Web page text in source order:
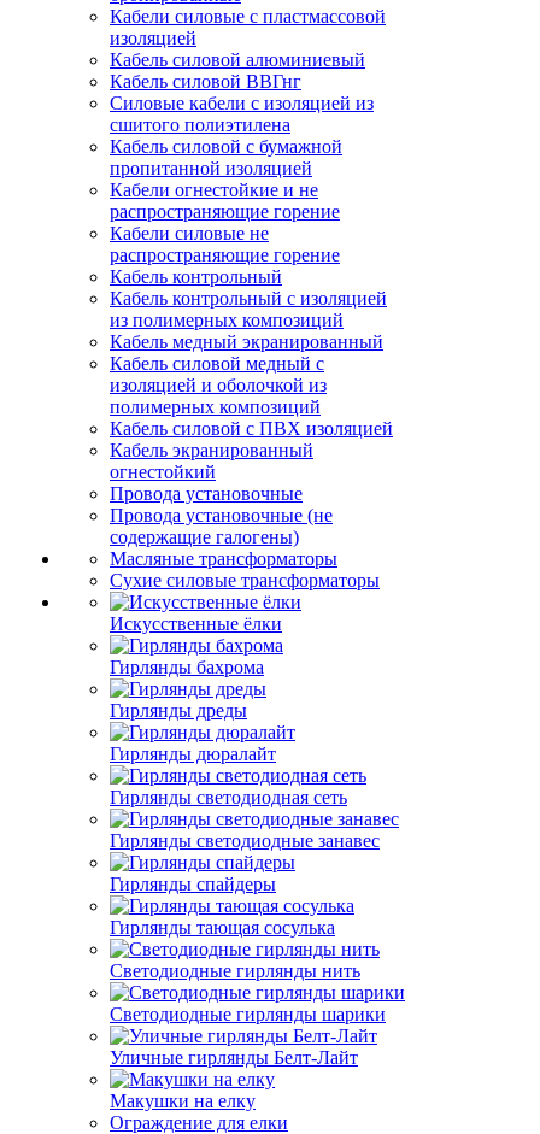
Кабели силовые с пластмассовой
изоляцией
Кабель силовой алюминиевый
Кабель силовой ВВГнг
Силовые кабели с изоляцией из
сшитого полиэтилена
Кабель силовой с бумажной
пропитанной изоляцией
Кабели огнестойкие и не
распространяющие горение
Кабели силовые не
распространяющие горение
Кабель контрольный
Кабель контрольный с изоляцией
из полимерных композиций
Кабель медный экранированный
Кабель силовой медный с
изоляцией и оболочкой из
полимерных композиций
Кабель силовой с ПВХ изоляцией
Кабель экранированный
огнестойкий
Провода установочные
Провода установочные (не
содержащие галогены)
Масляные трансформаторы
Сухие силовые трансформаторы
Искусственные ёлки
Гирлянды бахрома
Гирлянды дреды
Гирлянды дюралайт
Гирлянды светодиодная сеть
Гирлянды светодиодные занавес
Гирлянды спайдеры
Гирлянды тающая сосулька
Светодиодные гирлянды нить
Светодиодные гирлянды шарики
Уличные гирлянды Белт-Лайт
Макушки на елку
Ограждение для елки